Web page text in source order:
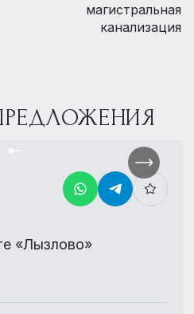
магистральная
канализация
«Лызлово»